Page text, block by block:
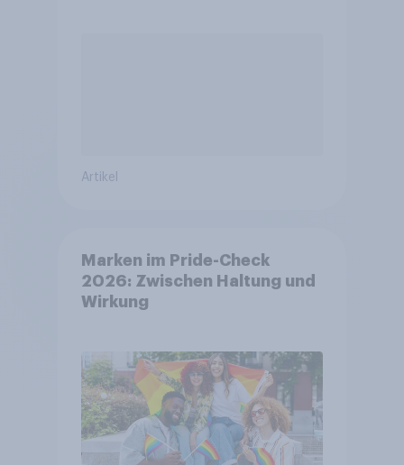
Artikel
Marken im Pride-Check
2026: Zwischen Haltung und
Wirkung